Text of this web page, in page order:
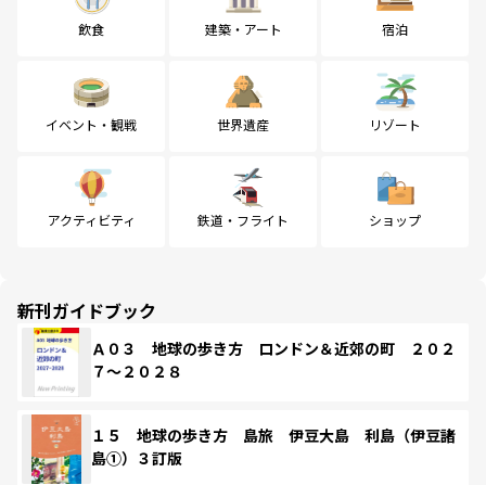
飲食 建築・アート 宿泊
イベント・観戦 世界遺産 リゾート
アクティビティ 鉄道・フライト ショップ
新刊ガイドブック
Ａ０３ 地球の歩き方 ロンドン＆近郊の町 ２０２
７～２０２８
１５ 地球の歩き方 島旅 伊豆大島 利島（伊豆諸
島①）３訂版